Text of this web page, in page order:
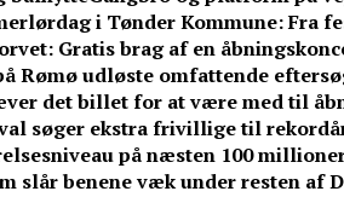
i Tønder Kommune: Fra
Gratis brag af en
Rømø udløste omfattende
det billet for at være med til
søger ekstra frivillige til
på næsten 100
slår benene væk under resten af